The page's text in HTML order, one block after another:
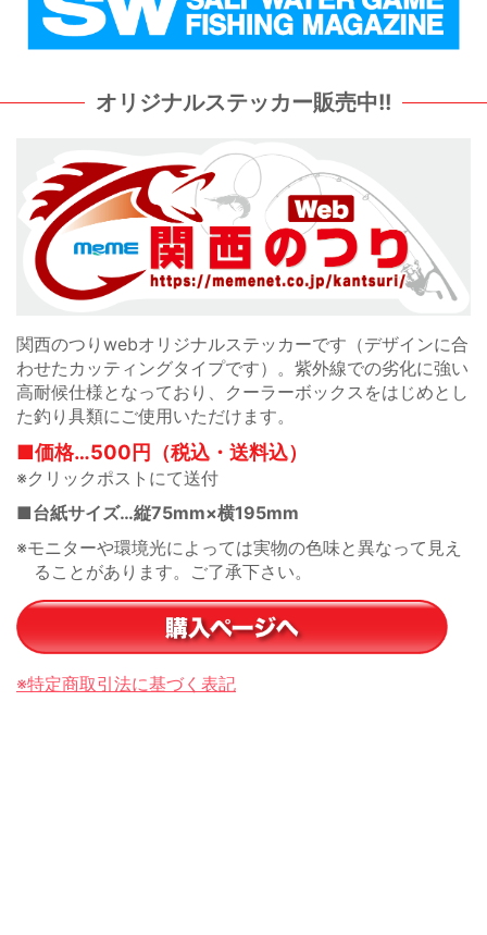
カッティングステッカー販売中!!